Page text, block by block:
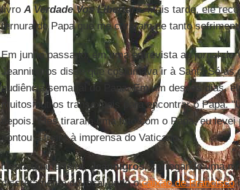
livro A Verdade Vos Libertará. Mais tarde, ele
ternura do Papa que me curaram de tanto
Em junho passado, em uma entrevista ao jornal do
Jeanningros disse que costumava ir à Santa Sé
audiência semanal do Papa. Em um desses dias,
muitos outros transexuais para encontrar o Papa.
depois. Eles tiraram uma foto com o Papa, eu
contou a freira à imprensa do Vaticano.
Nesta quarta-feira,Jeannigros, carregando uma
discretamente do local onde ocaixão de Francisco